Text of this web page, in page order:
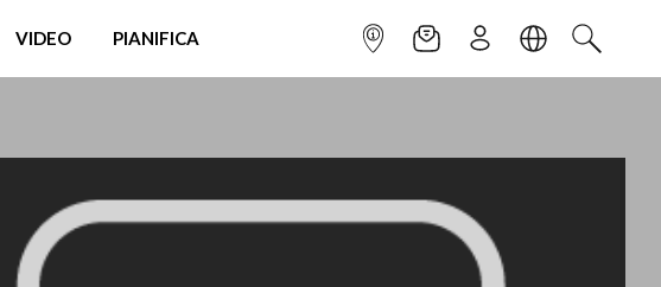
VIDEO PIANIFICA INFOPOINTNEWSLETTER
ISCRIVITILINGUACERCA